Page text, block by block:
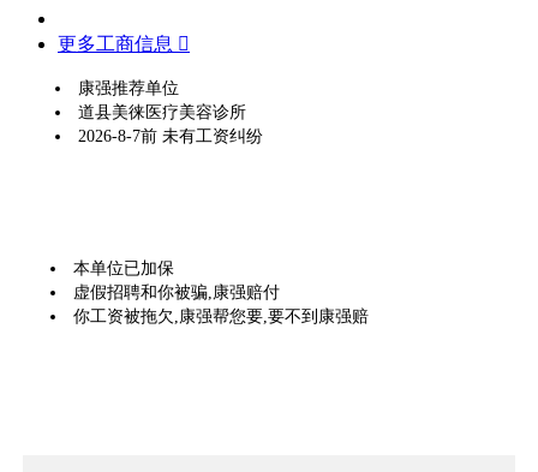
更多工商信息 
康强推荐单位
道县美徕医疗美容诊所
2026-8-7前 未有工资纠纷
本单位已加保
虚假招聘和你被骗,康强赔付
你工资被拖欠,康强帮您要,要不到康强赔